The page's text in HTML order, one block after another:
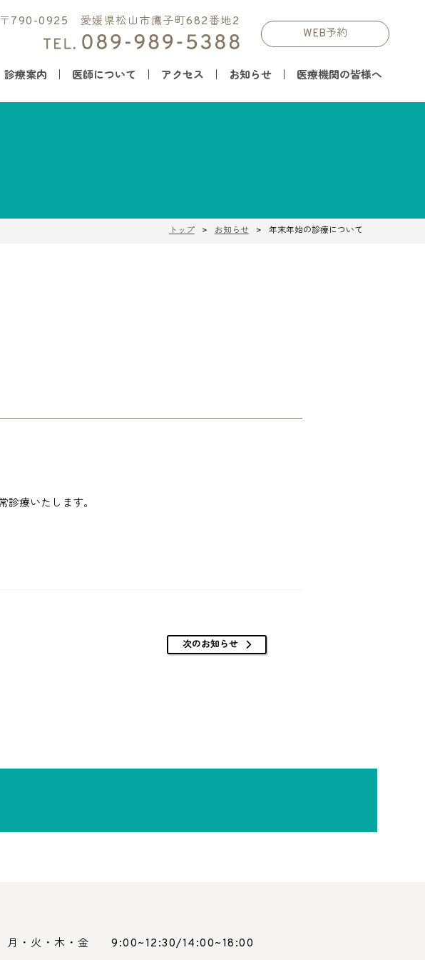
〒790-0925 愛媛県松山市鷹子町682番地2
WEB予約
診療案内 医師について アクセス お知らせ 医療機関の皆様へ
トップ お知らせ 年末年始の診療について
療いたします。
次のお知らせ
月・火・木・金 9:00~12:30/14:00~18:00